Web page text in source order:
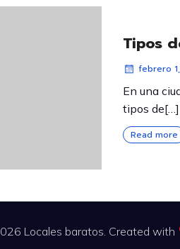
Tipos
febrero
En una
tipos de[…]
Read more
Locales baratos. Created with